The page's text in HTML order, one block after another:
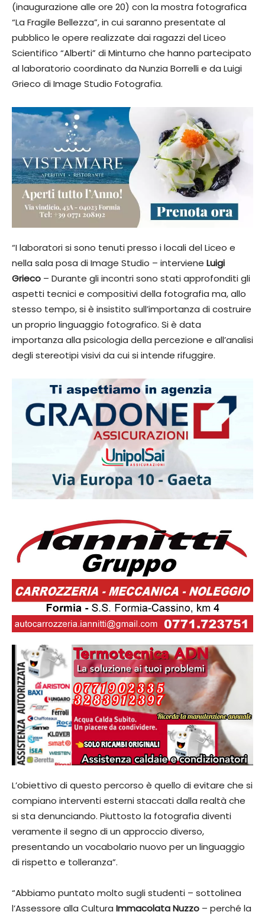
(inaugurazione alle ore 20) con la mostra fotografica
“La Fragile Bellezza”, in cui saranno presentate al
pubblico le opere realizzate dai ragazzi del Liceo
Scientifico “Alberti” di Minturno che hanno partecipato
al laboratorio coordinato da Nunzia Borrelli e da Luigi
Grieco di Image Studio Fotografia.
“I laboratori si sono tenuti presso i locali del Liceo e
nella sala posa di Image Studio – interviene Luigi
Grieco – Durante gli incontri sono stati approfonditi gli
aspetti tecnici e compositivi della fotografia ma, allo
stesso tempo, si è insistito sull’importanza di costruire
un proprio linguaggio fotografico. Si è data
importanza alla psicologia della percezione e all’analisi
degli stereotipi visivi da cui si intende rifuggire.
L’obiettivo di questo percorso è quello di evitare che si
compiano interventi esterni staccati dalla realtà che
si sta denunciando. Piuttosto la fotografia diventi
veramente il segno di un approccio diverso,
presentando un vocabolario nuovo per un linguaggio
di rispetto e tolleranza”.
“Abbiamo puntato molto sugli studenti – sottolinea
l’Assessore alla Cultura Immacolata Nuzzo – perché la